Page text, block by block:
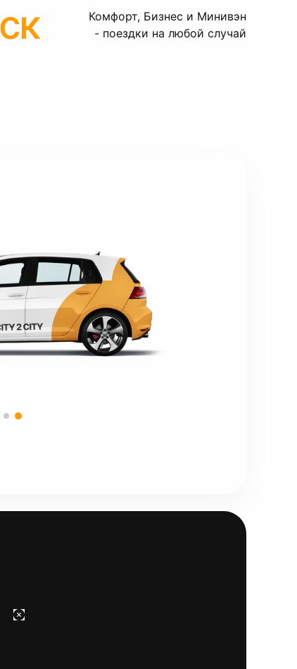
Комфорт, Бизнес и Минивэн
- поездки на любой случай